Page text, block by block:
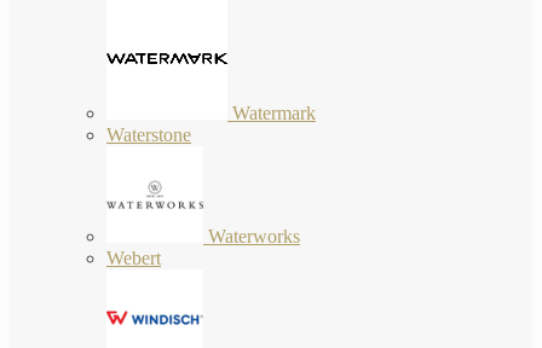
Watermark
Waterstone
Waterworks
Webert